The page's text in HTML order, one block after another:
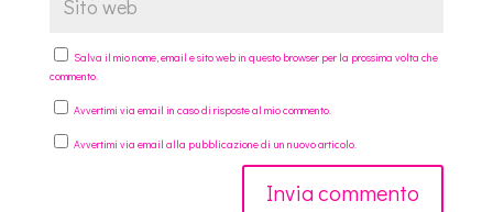
Salva il mio nome, email e sito web in questo browser per la prossima volta che
commento.
Avvertimi via email in caso di risposte al mio commento.
Avvertimi via email alla pubblicazione di un nuovo articolo.